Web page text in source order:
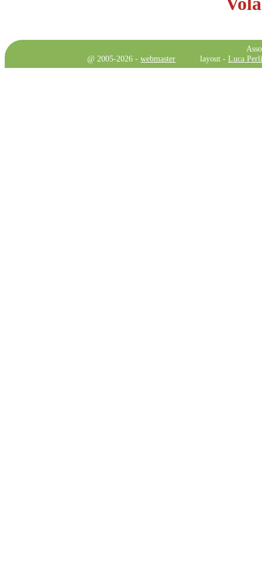
@ 2005-2026 -webmaster layout - Luca